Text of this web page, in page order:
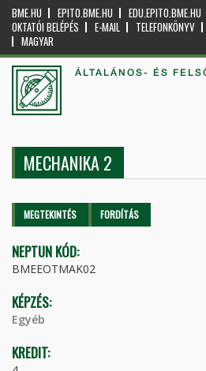
BME.HU EPITO.BME.HU EDU.EPITO.BME.HU
OKTATÓI BELÉPÉS
E-MAIL TELEFONKÖNYV
MAGYAR
ÁLTALÁNOS- ÉS
MECHANIKA 2
Elsődleges fülek
MEGTEKINTÉS (AKTÍVFORDÍTÁS
NEPTUN KÓD:
BMEEOTMAK02
KÉPZÉS:
Egyéb
KREDIT: